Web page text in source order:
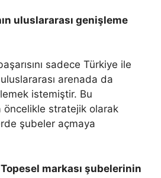
uluslararası genişleme
sadece Türkiye ile
uluslararası arenada da
istemiştir. Bu
stratejik olarak
şubeler açmaya
markası şubelerinin